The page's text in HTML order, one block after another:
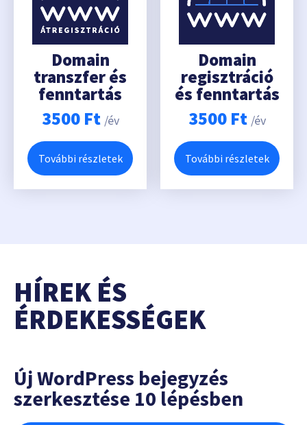
Domain
transzfer és
fenntartás
3500 Ft /év
További részletek
Domain
regisztráció
és fenntartás
3500 Ft /év
További részletek
HÍREK ÉS
ÉRDEKESSÉGEK
Új WordPress bejegyzés
szerkesztése 10 lépésben